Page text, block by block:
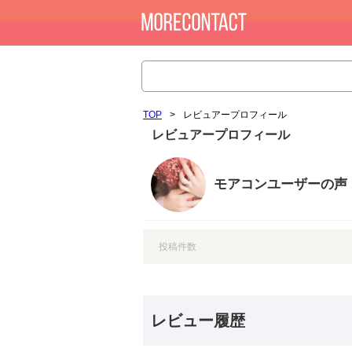
TOP > レビュアープロフィール
レビュアープロフィール
モアコンユーザーの声
投稿件数
レビュー履歴